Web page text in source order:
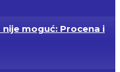
moguć: Procena i